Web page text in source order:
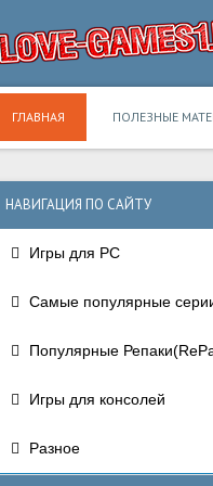
ГЛАВНАЯ ПОЛЕЗНЫЕ
НАВИГАЦИЯ ПО САЙТУ
Игры для PC
Самые популярные
Популярные
Игры для консолей
Разное